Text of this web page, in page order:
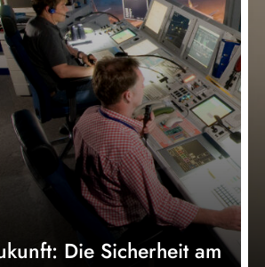
Die Sicherheit am